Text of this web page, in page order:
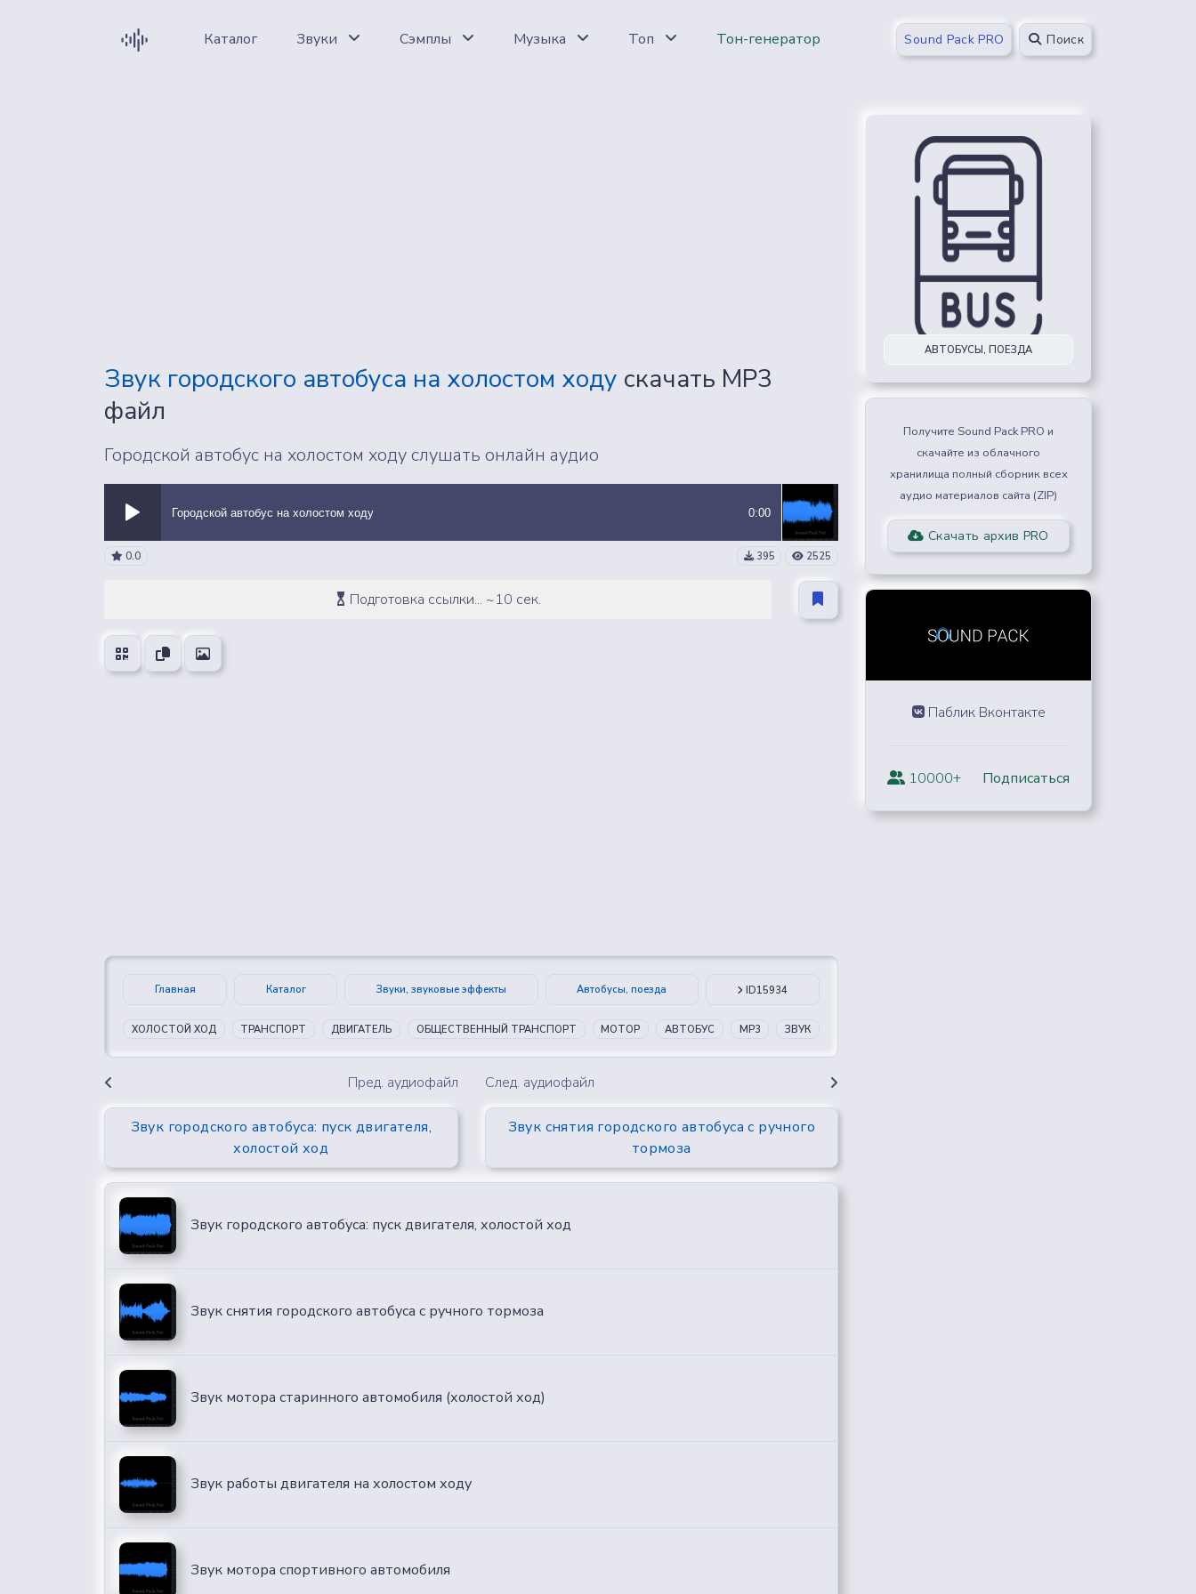
Каталог Звуки Сэмплы Музыка Топ Тон-генератор Sound Pack PRO Поиск
Звук городского автобуса на холостом ходу скачать MP3
файл
Городской автобус на холостом ходу слушать онлайн аудио
Городской автобус на холостом ходу 0:00
0.0 395 2525
Подготовка ссылки... ~10 сек.
Главная Каталог Звуки, звуковые эффекты Автобусы, поезда ID15934
ХОЛОСТОЙ ХОД ТРАНСПОРТ ДВИГАТЕЛЬ ОБЩЕСТВЕННЫЙ ТРАНСПОРТ МОТОР АВТОБУС MP3 ЗВУК
Пред. аудиофайл
Звук городского автобуса: пуск двигателя,
холостой ход
След. аудиофайл
Звук снятия городского автобуса с ручного
тормоза
АВТОБУСЫ, ПОЕЗДА
Получите Sound Pack PRO и
скачайте из облачного
хранилища полный сборник всех
аудио материалов сайта (ZIP)
Скачать архив PRO
Паблик Вконтакте
10000+ Подписаться
Звук городского автобуса: пуск двигателя, холостой ход
Звук снятия городского автобуса с ручного тормоза
Звук мотора старинного автомобиля (холостой ход)
Звук работы двигателя на холостом ходу
Звук мотора спортивного автомобиля